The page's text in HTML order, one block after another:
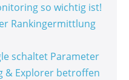
so wichtig ist!
Rankingermittlung
schaltet Parameter
& Explorer betroffen